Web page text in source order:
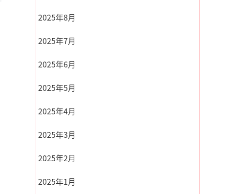
2025年8月
2025年7月
2025年6月
2025年5月
2025年4月
2025年3月
2025年2月
2025年1月